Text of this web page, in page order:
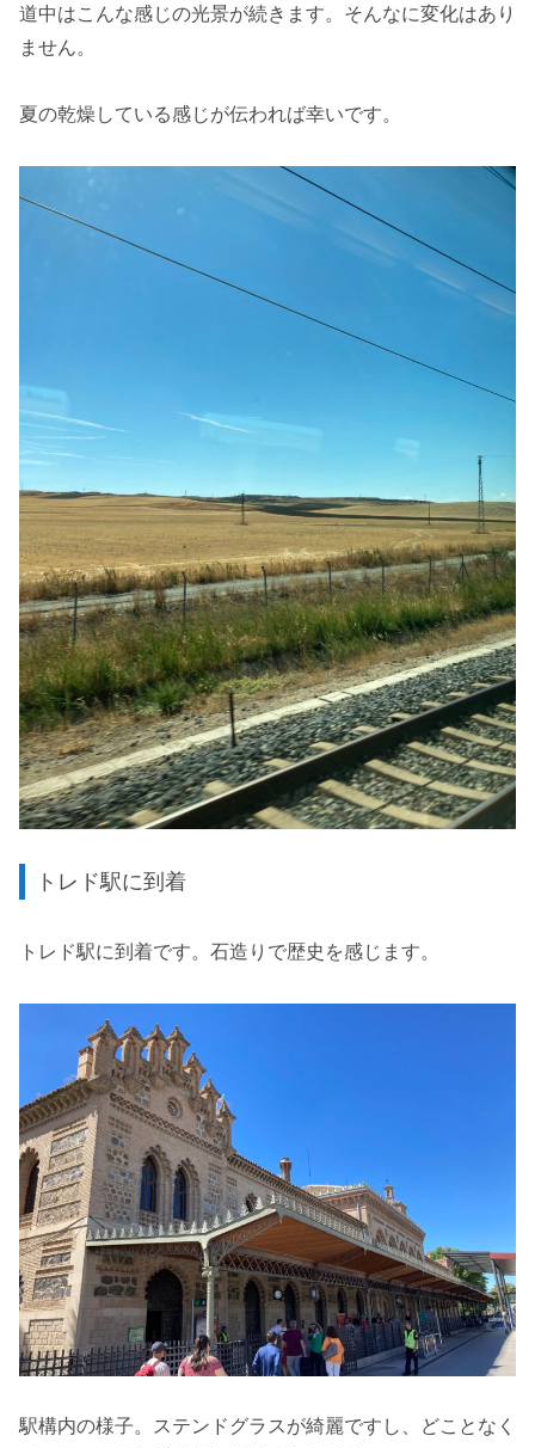
道中はこんな感じの光景が続きます。そんなに変化はあり
ません。
夏の乾燥している感じが伝われば幸いです。
トレド駅に到着
トレド駅に到着です。石造りで歴史を感じます。
駅構内の様子。ステンドグラスが綺麗ですし、どことなく